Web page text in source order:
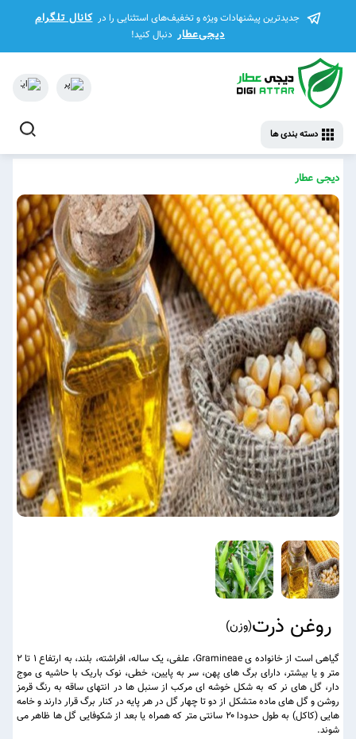
جدیدترین پیشنهادات ویژه و تخفیف‌های استثنایی را در کانال تلگرام
دیجی‌عطار دنبال کنید!
دسته بندی ها
دیجی عطار
روغن ذرت(وزن)
گیاهی است از خانواده ی Gramineae، علفی، یک ساله، افراشته، بلند، به ارتفاع ۱ تا ۲
متر و یا بیشتر، دارای برگ های پهن، سر به پایین، خطی، نوک باریک با حاشیه ی موج
دار، گل های نر که به شکل خوشه ای مرکب از سنبل ها در انتهای ساقه به رنگ قرمز
روشن و گل های ماده متشکل از دو تا چهار گل در هر پایه در کنار برگ قرار دارند و خامه
هایی (کاکل) به طول حدودا ۲۰ سانتی متر که همراه یا بعد از شکوفایی گل ها ظاهر می
شوند.